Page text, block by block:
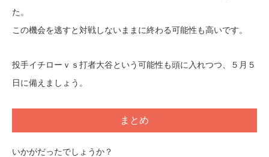
た。
この機会を逃すと対戦しないままに終わる可能性も高いです。
投手イチローｖｓ打者大谷という可能性も頭に入れつつ、５月５
日に備えましょう。
まとめ
いかがだったでしょうか？